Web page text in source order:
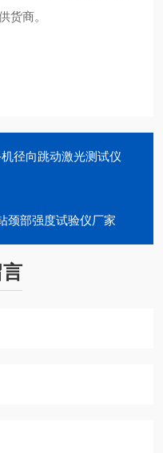
货商。
径向跳动激光测试仪
颈部强度试验仪厂家